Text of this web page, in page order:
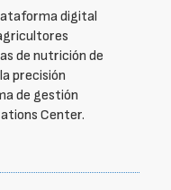
digital
de nutrición de
precisión
de gestión
Center.